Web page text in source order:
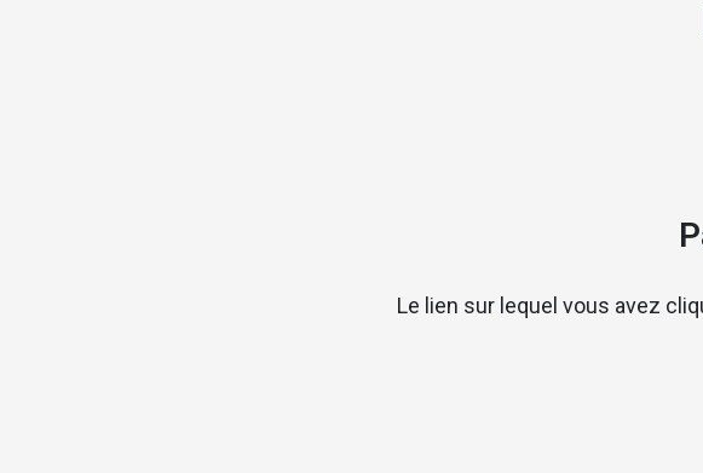
Le lien sur lequel vous avez